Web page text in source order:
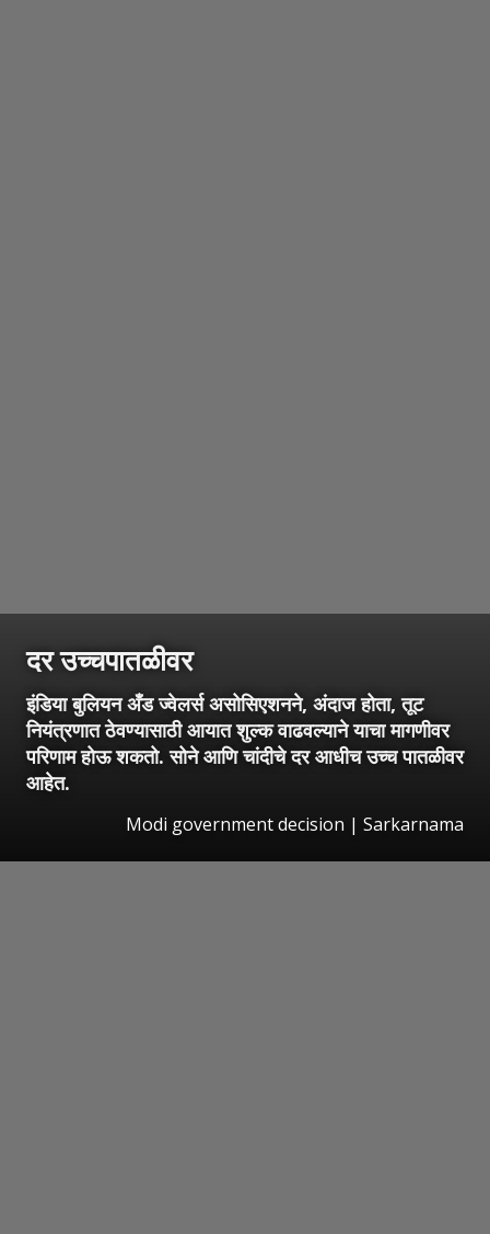
दर उच्चपातळीवर
इंडिया बुलियन अँड ज्वेलर्स असोसिएशनने, अंदाज होता, तूट
नियंत्रणात ठेवण्यासाठी आयात शुल्क वाढवल्याने याचा मागणीवर
परिणाम होऊ शकतो. सोने आणि चांदीचे दर आधीच उच्च पातळीवर
आहेत.
Modi government decision | Sarkarnama